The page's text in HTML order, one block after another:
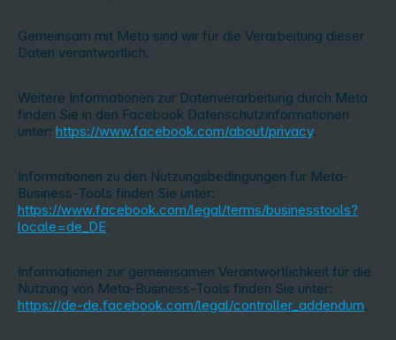
Gemeinsam mit Meta sind wir für die Verarbeitung dieser
Daten verantwortlich.
Weitere Informationen zur Datenverarbeitung durch Meta
finden Sie in den Facebook Datenschutzinformationen
unter: https://www.facebook.com/about/privacy.
Informationen zu den Nutzungsbedingungen für Meta-
Business-Tools finden Sie unter:
https://www.facebook.com/legal/terms/businesstools?
locale=de_DE.
Informationen zur gemeinsamen Verantwortlichkeit für die
Nutzung von Meta-Business-Tools finden Sie unter:
https://de-de.facebook.com/legal/controller_addendum.